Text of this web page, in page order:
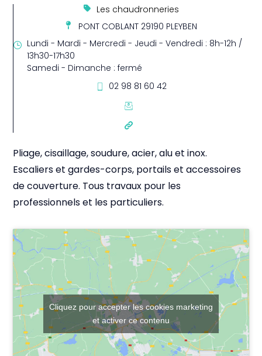
Les chaudronneries
PONT COBLANT 29190 PLEYBEN
Lundi - Mardi - Mercredi - Jeudi - Vendredi : 8h-12h /
13h30-17h30
Samedi - Dimanche : fermé
02 98 81 60 42
Pliage, cisaillage, soudure, acier, alu et inox.
Escaliers et gardes-corps, portails et accessoires
de couverture. Tous travaux pour les
professionnels et les particuliers.
Cliquez pour accepter les cookies marketing
et activer ce contenu